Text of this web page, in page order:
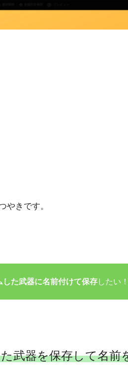
やきです。
した武器に名前付けて保存したい
武器を保存して名前